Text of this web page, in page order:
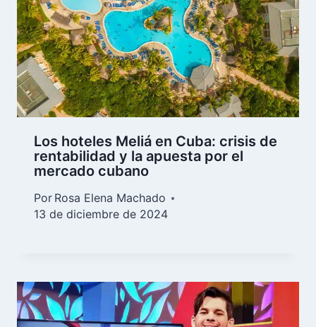
Los hoteles Meliá en Cuba: crisis de
rentabilidad y la apuesta por el
mercado cubano
Por Rosa Elena Machado
13 de diciembre de 2024